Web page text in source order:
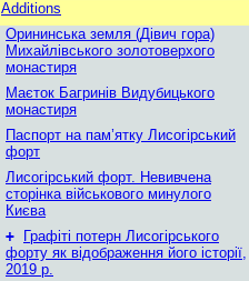
Additions
Орининська земля (Дівич гора)
Михайлівського золотоверхого
монастиря
Маєток Багринів Видубицького
монастиря
Паспорт на пам’ятку Лисогірський
форт
Лисогірський форт. Невивчена
сторінка військового минулого
Києва
+
Графіті потерн Лисогірського
форту як відображення його історії,
2019 р.